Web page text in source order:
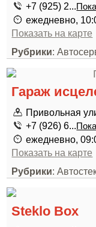
+7 (925) 2...
ежедневно,
Показать на карте
Рубрики:
Гараж
Привольная
+7 (926) 6...
ежедневно,
Показать на карте
Рубрики:
Steklo Box